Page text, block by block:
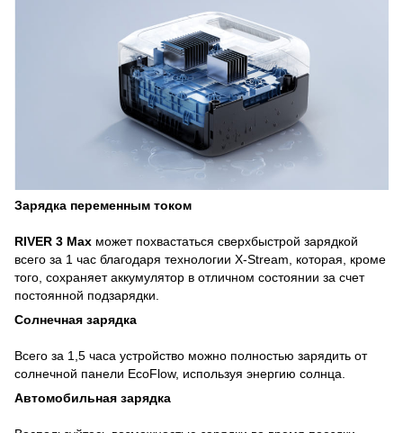
Зарядка переменным током
RIVER 3 Max может похвастаться сверхбыстрой зарядкой
всего за 1 час благодаря технологии X-Stream, которая, кроме
того, сохраняет аккумулятор в отличном состоянии за счет
постоянной подзарядки.
Солнечная зарядка
Всего за 1,5 часа устройство можно полностью зарядить от
солнечной панели EcoFlow, используя энергию солнца.
Автомобильная зарядка